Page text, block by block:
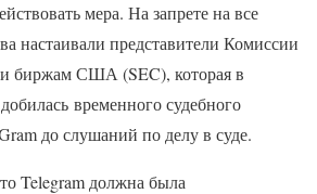
мера. На запрете на все
настаивали представители Комиссии
биржам США (SEC), которая в
временного судебного
до слушаний по делу в суде.
Telegram должна была